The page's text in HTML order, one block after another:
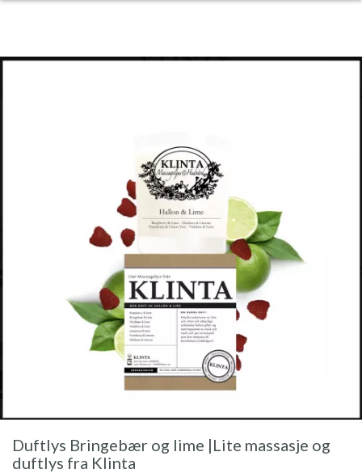
Duftlys Bringebær og lime |Lite massasje og
duftlys fra Klinta